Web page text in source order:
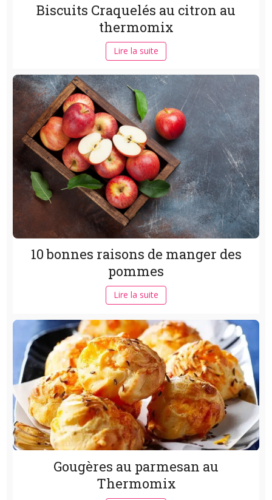
Biscuits Craquelés au citron au
thermomix
Lire la suite
10 bonnes raisons de manger des
pommes
Lire la suite
Gougères au parmesan au
Thermomix